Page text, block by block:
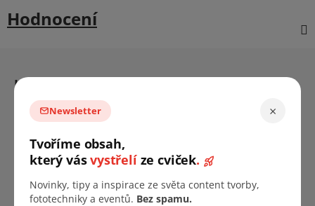
Hodnocení
Informace pro vás
FAQ
B2B Firemní spolupráce
Doprava & platba
Vrácení zboží & reklamace
Newsletter
×
Tvoříme obsah,
který vásvystřelíze cviček.
Novinky, tipy a inspirace ze světa content tvorby,
fototechniky a eventů. Bez spamu.